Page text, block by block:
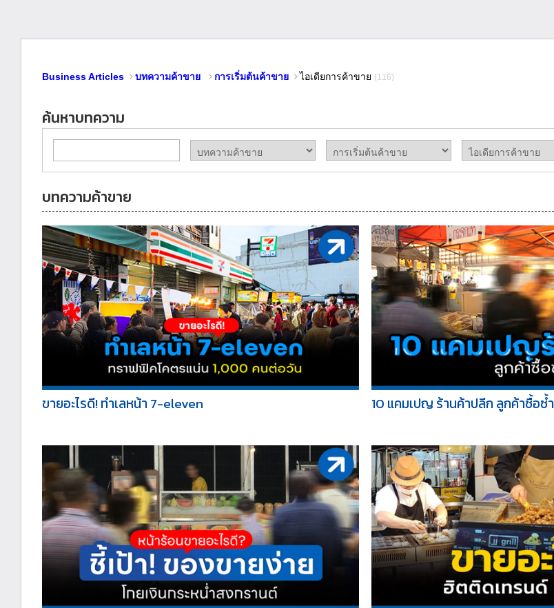
Business Articles บทความค้าขาย การเริ่มต้นค้าขาย ไอเดียการค้าขาย (116)
ค้นหาบทความ
บทความค้าขาย
ขายอะไรดี! ทำเลหน้า 7-eleven 10 แคมเปญ ร้านค้าปลีก ลูกค้าซื้อซ้ำ